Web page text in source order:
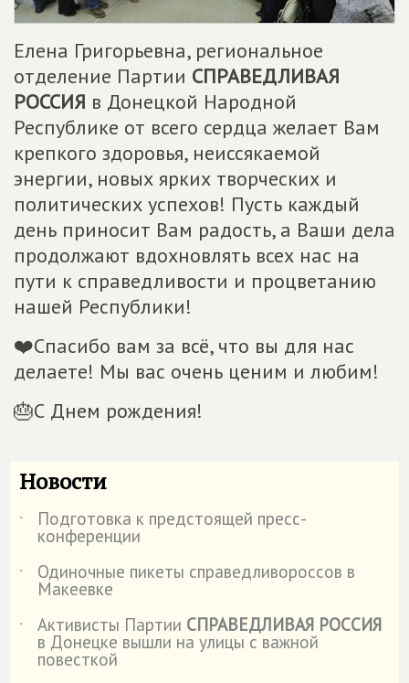
Елена Григорьевна, региональное
отделение Партии СПРАВЕДЛИВАЯ
РОССИЯ в Донецкой Народной
Республике от всего сердца желает Вам
крепкого здоровья, неиссякаемой
энергии, новых ярких творческих и
политических успехов! Пусть каждый
день приносит Вам радость, а Ваши дела
продолжают вдохновлять всех нас на
пути к справедливости и процветанию
нашей Республики!
❤️Спасибо вам за всё, что вы для нас
делаете! Мы вас очень ценим и любим!
🎂С Днем рождения!
Новости
˙ Подготовка к предстоящей пресс-
конференции
˙
Одиночные пикеты справедливороссов в
Макеевке
˙
Активисты Партии СПРАВЕДЛИВАЯ РОССИЯ
в Донецке вышли на улицы с важной
повесткой